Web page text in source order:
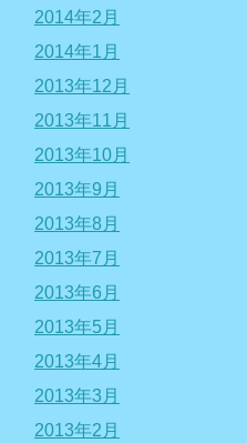
2014年2月
2014年1月
2013年12月
2013年11月
2013年10月
2013年9月
2013年8月
2013年7月
2013年6月
2013年5月
2013年4月
2013年3月
2013年2月